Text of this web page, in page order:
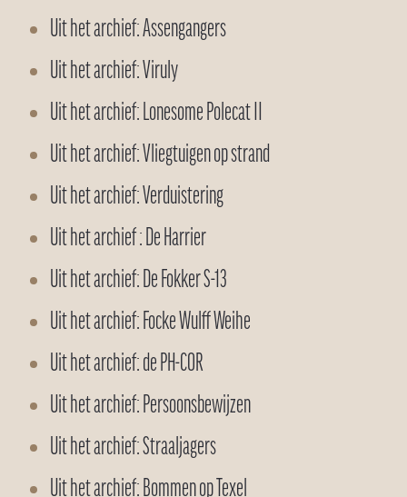
Uit het archief: Assengangers
Uit het archief: Viruly
Uit het archief: Lonesome Polecat II
Uit het archief: Vliegtuigen op strand
Uit het archief: Verduistering
Uit het archief : De Harrier
Uit het archief: De Fokker S-13
Uit het archief: Focke Wulff Weihe
Uit het archief: de PH-COR
Uit het archief: Persoonsbewijzen
Uit het archief: Straaljagers
Uit het archief: Bommen op Texel